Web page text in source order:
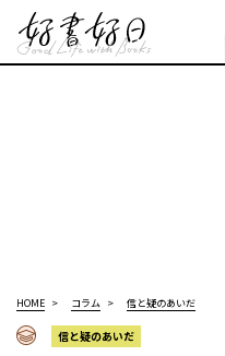
HOME コラム 信と疑のあいだ
信と疑のあいだ